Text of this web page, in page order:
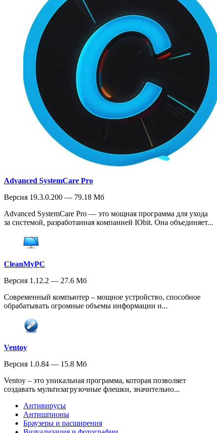
Advanced SystemCare Pro
Версия 19.3.0.200 — 79.18 Мб
Advanced SystemCare Pro — это мощная программа для ухода
за системой, разработанная компанией IObit. Она объединяет...
CleanMyPC
Версия 1.12.2 — 27.6 Мб
Современный компьютер – мощное устройство, способное
обрабатывать огромные объемы информации и...
Ventoy
Версия 1.0.84 — 15.8 Мб
Ventoy – это уникальная программа, которая позволяет
создавать мультизагрузочные флешки, значительно...
Антивирусы
Антишпионы
Браузеры и расширения